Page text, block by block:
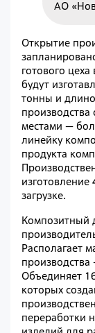
АО
Открытие
готового
будут
тонны и
местами —
линейку
продукта
загрузке.
Композитный
Располагает
Объединяет
которых
переработки